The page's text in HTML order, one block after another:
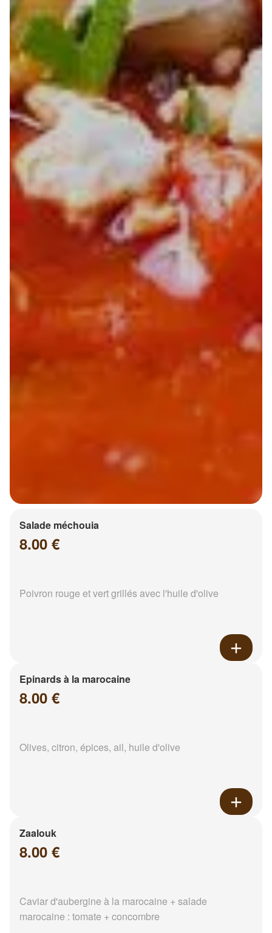
Salade méchouia
8.00 €
Poivron rouge et vert grillés avec l'huile d'olive
Epinards à la marocaine
8.00 €
Olives, citron, épices, ail, huile d'olive
Zaalouk
8.00 €
Caviar d'aubergine à la marocaine + salade
marocaine : tomate + concombre